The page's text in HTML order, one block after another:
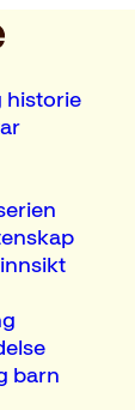
historie
barn